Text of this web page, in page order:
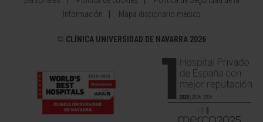
Información
Mapa diccionario médico
© CLÍNICA UNIVERSIDAD DE NAVARRA 2026